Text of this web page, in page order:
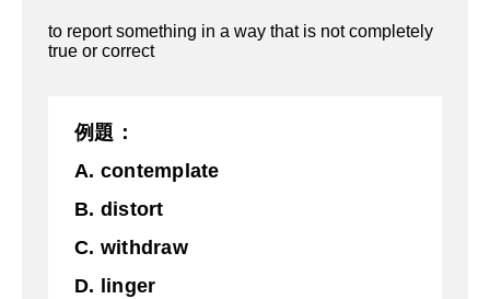
to report something in a way that is not completely
true or correct
例題：
A. contemplate
B. distort
C. withdraw
D. linger